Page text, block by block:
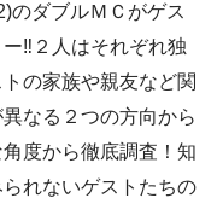
のダブルＭＣがゲス
‼２人はそれぞれ独
の家族や親友など関
なる２つの方向から
度から徹底調査！知
れないゲストたちの